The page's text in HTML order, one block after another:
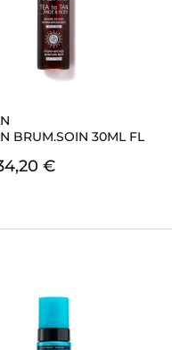
BRUM.SOIN 30ML FL
€